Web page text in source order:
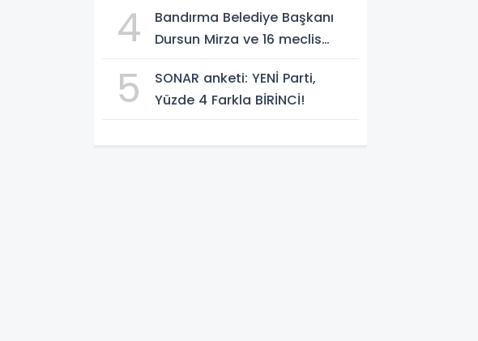
4
Bandırma Belediye Başkanı
Dursun Mirza ve 16 meclis
geçti!
5
SONAR anketi: YENİ Parti,
Yüzde 4 Farkla BİRİNCİ!